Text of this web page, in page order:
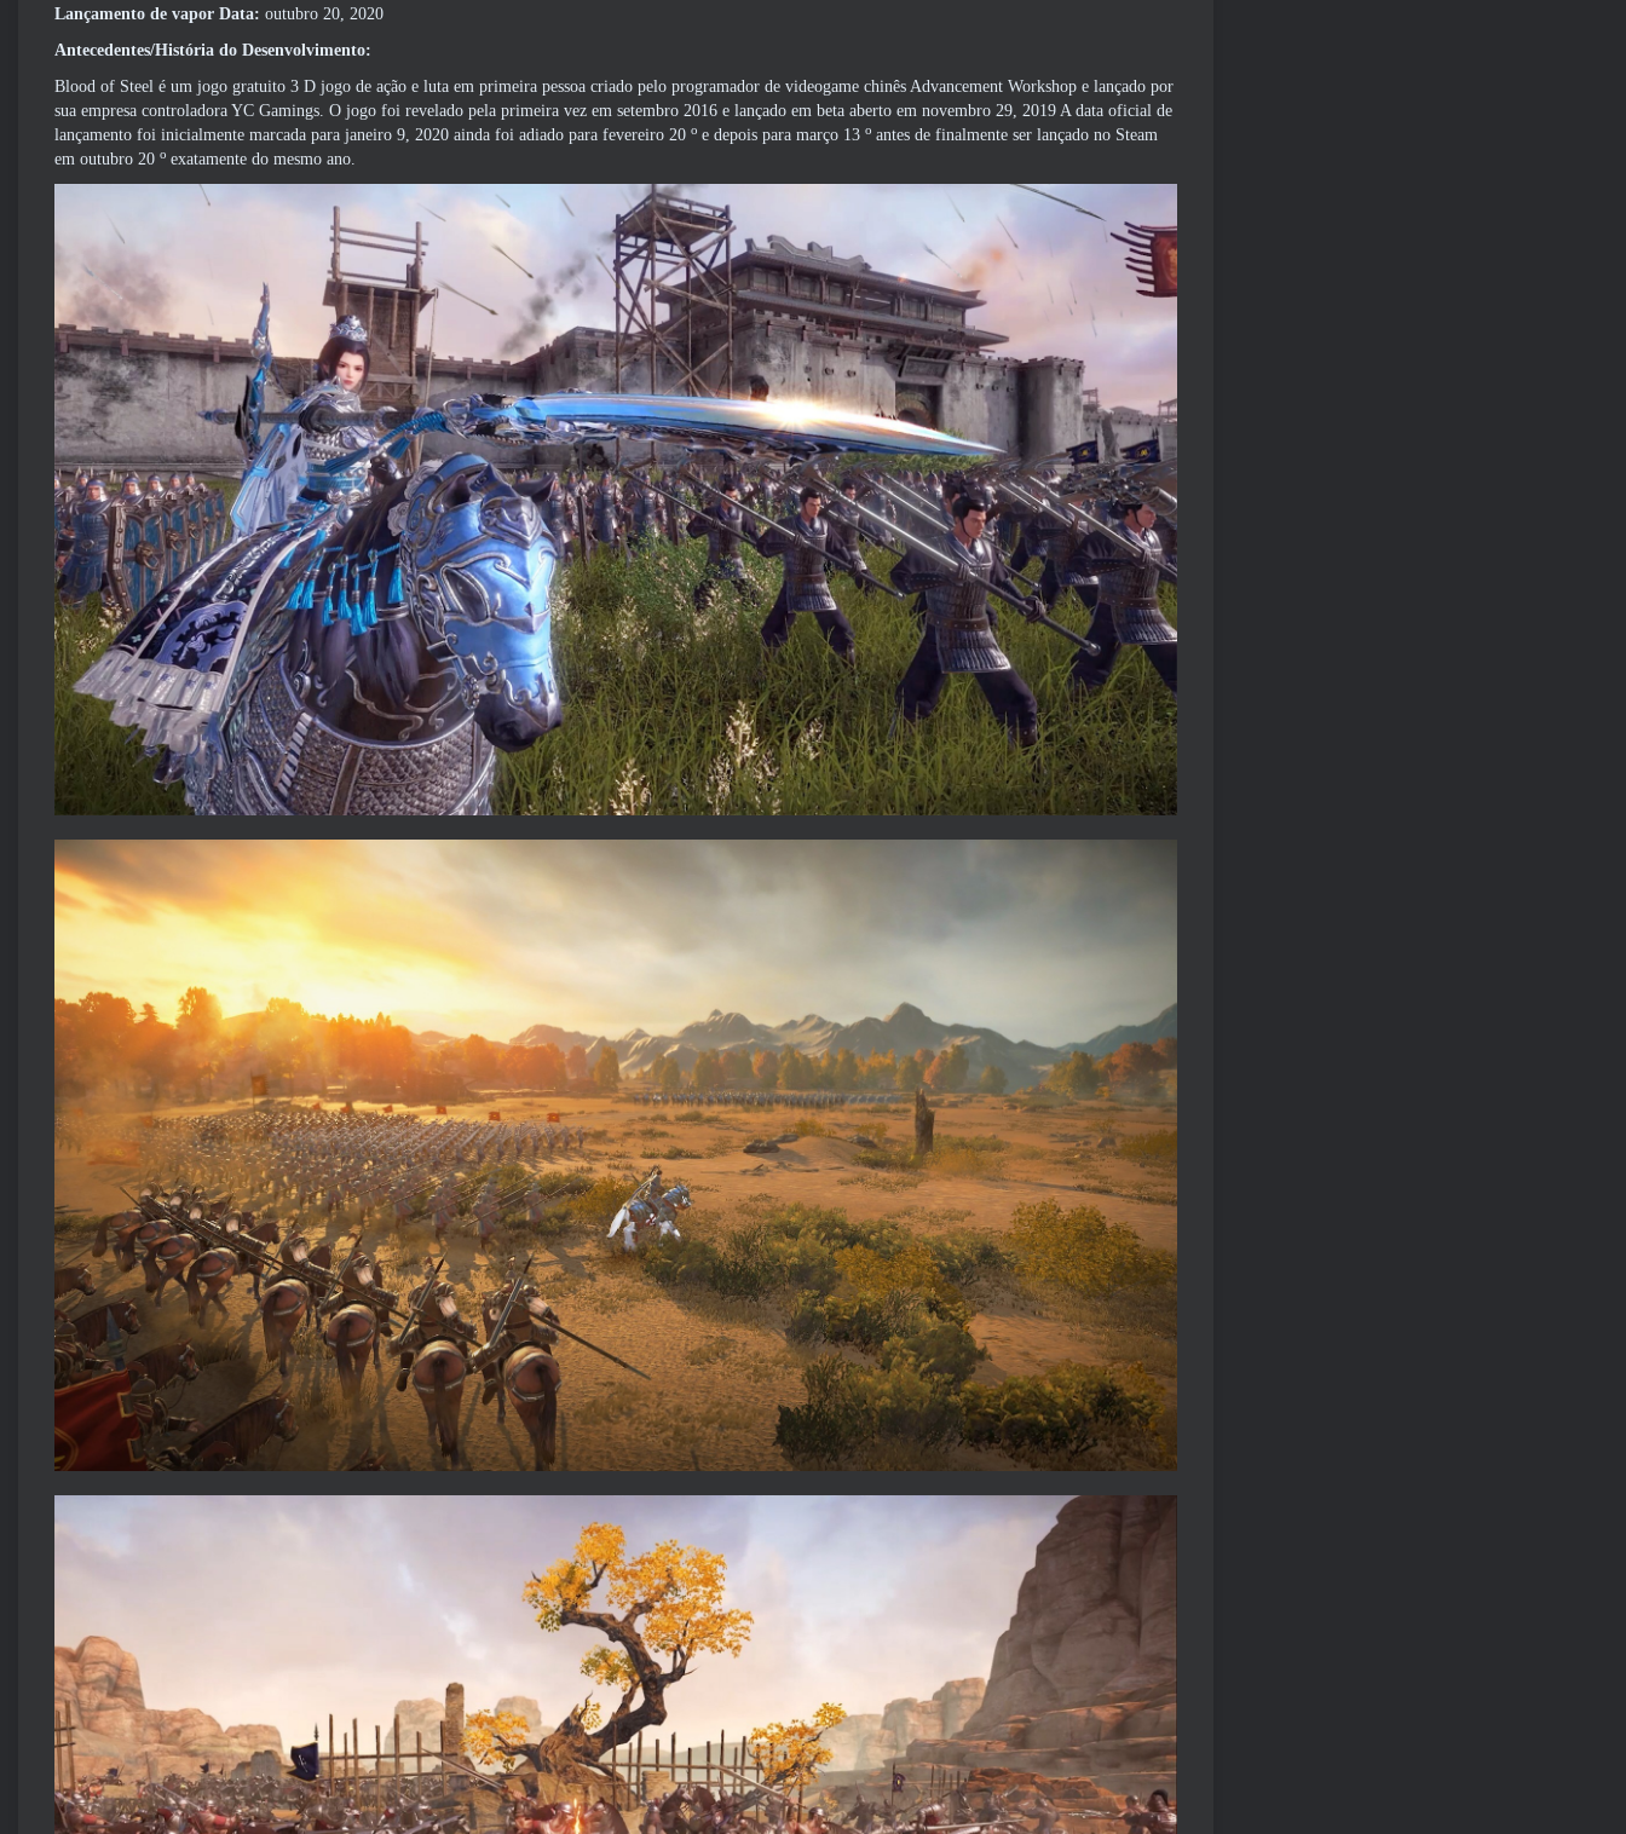
Lançamento de vapor Data: outubro 20, 2020
Antecedentes/História do Desenvolvimento:
Blood of Steel é um jogo gratuito 3 D jogo de ação e luta em primeira pessoa criado pelo programador de videogame chinês Advancement Workshop e lançado por
sua empresa controladora YC Gamings. O jogo foi revelado pela primeira vez em setembro 2016 e lançado em beta aberto em novembro 29, 2019 A data oficial de
lançamento foi inicialmente marcada para janeiro 9, 2020 ainda foi adiado para fevereiro 20 o e depois para março 13 o antes de finalmente ser lançado no Steam
em outubro 20 o exatamente do mesmo ano.